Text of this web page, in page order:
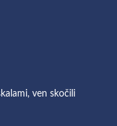
ven skočili